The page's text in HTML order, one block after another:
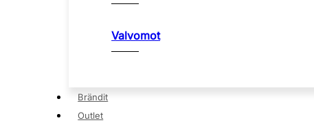
Valvomot
Brändit
Outlet